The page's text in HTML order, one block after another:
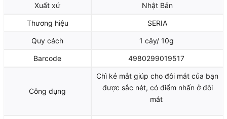
Xuất xứ Nhật Bản
Thương hiệu SERIA
Quy cách 1 cây/ 10g
Barcode 4980299019517
Công dụng
Chì kẻ mắt giúp cho đôi mắt của bạn
được sắc nét, có điểm nhấn ở đôi
mắt